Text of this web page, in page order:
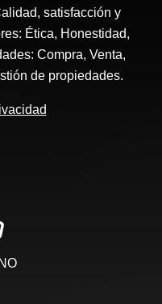
satisfacción y
Ética, Honestidad,
Compra, Venta,
de propiedades.